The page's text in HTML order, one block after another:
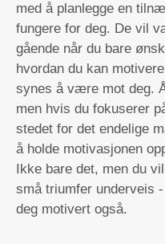
med å planlegge en
fungere for deg. De vil
gående når du bare
hvordan du kan
synes å være mot deg.
men hvis du fokuserer
stedet for det endelige
å holde motivasjonen
Ikke bare det, men du
små triumfer underveis
deg motivert også.